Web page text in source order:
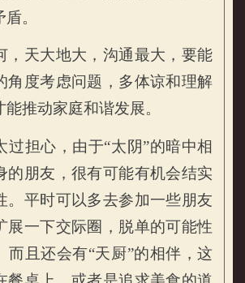
。
，天大地大，沟通最大，要能
角度考虑问题，多体谅和理解
推动家庭和谐发展。
过担心，由于“太阴”的暗中相
的朋友，很有可能有机会结实
。平时可以多去参加一些朋友
展一下交际圈，脱单的可能性
而且还会有“天厨”的相伴，这